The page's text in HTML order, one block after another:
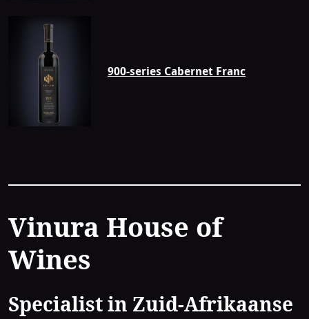
900-series Cabernet Franc
Contact
Vinura House of
Wines
Specialist in Zuid-Afrikaanse